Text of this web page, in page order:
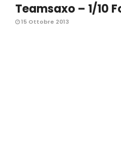
Teamsaxo – 1/10
15 Ottobre 2013